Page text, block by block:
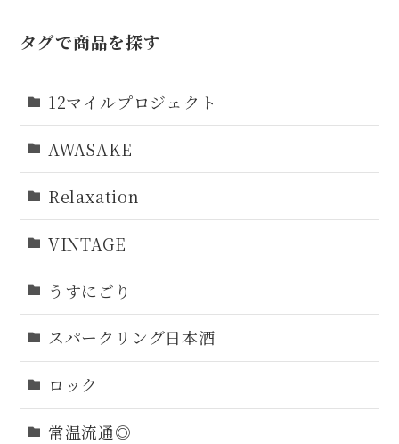
タグで商品を探す
12マイルプロジェクト
AWASAKE
Relaxation
VINTAGE
うすにごり
スパークリング日本酒
ロック
常温流通◎